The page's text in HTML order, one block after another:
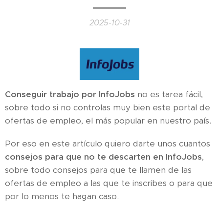
2025-10-31
Conseguir trabajo por InfoJobs no es tarea fácil,
sobre todo si no controlas muy bien este portal de
ofertas de empleo, el más popular en nuestro país.
Por eso en este artículo quiero darte unos cuantos
consejos para que no te descarten en InfoJobs,
sobre todo consejos para que te llamen de las
ofertas de empleo a las que te inscribes o para que
por lo menos te hagan caso.